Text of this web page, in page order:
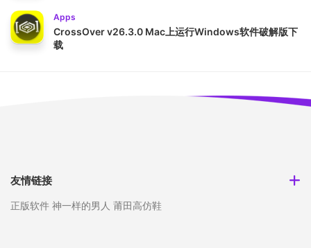
Apps
CrossOver v26.3.0 Mac上运行Windows软件破解版下
载
友情链接
正版软件 神一样的男人 莆田高仿鞋